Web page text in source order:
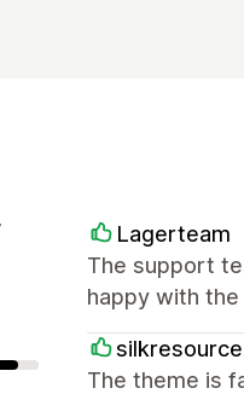
Lagerteam
The support
happy with
The theme is